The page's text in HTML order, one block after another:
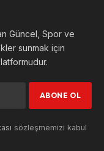
Güncel, Spor ve
sunmak için
sözleşmemizi kabul